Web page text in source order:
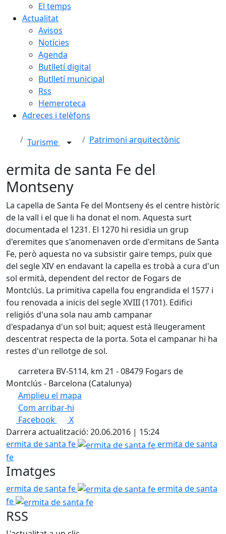
El temps
Actualitat
Avisos
Notícies
Agenda
Butlletí digital
Butlletí municipal
Rss
Hemeroteca
Adreces i telèfons
Turisme Patrimoni arquitectònic
ermita de santa Fe del
Montseny
La capella de Santa Fe del Montseny és el centre històric
de la vall i el que li ha donat el nom. Aquesta surt
documentada el 1231. El 1270 hi residia un grup
d'eremites que s'anomenaven orde d'ermitans de Santa
Fe, però aquesta no va subsistir gaire temps, puix que
del segle XIV en endavant la capella es trobà a cura d'un
sol ermità, dependent del rector de Fogars de
Montclús. La primitiva capella fou engrandida el 1577 i
fou renovada a inicis del segle XVIII (1701). Edifici
religiós d'una sola nau amb campanar
d'espadanya d'un sol buit; aquest està lleugerament
descentrat respecta de la porta. Sota el campanar hi ha
restes d'un rellotge de sol.
carretera BV-5114, km 21 - 08479 Fogars de
Montclús - Barcelona (Catalunya)
Amplieu el mapa
Com arribar-hi
+
−
Facebook
X
Darrera actualització: 20.06.2016 | 15:24
ermita de santa fe
ermita de santa
fe
Imatges
ermita de santa fe
ermita de santa
fe
RSS